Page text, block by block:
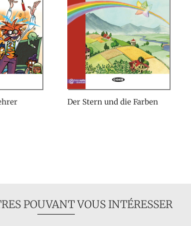
Der Stern und die Farben
POUVANT VOUS INTÉRESSER